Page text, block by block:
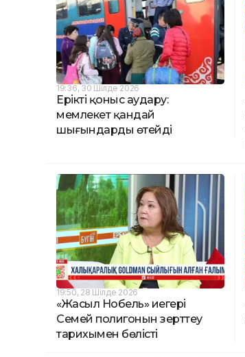
19:36, 30 Шілде 2026
Ерікті қоныс аудару:
мемлекет қандай
шығындарды өтейді
19:50, 28 Шілде 2026
«Жасыл Нобель» иегері
Семей полигонын зерттеу
тарихымен бөлісті